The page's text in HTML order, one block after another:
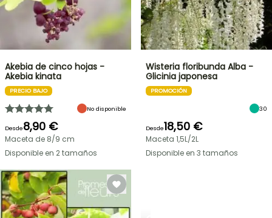
Akebia de cinco hojas -
Akebia kinata
PRECIO BAJO
No disponible
Desde8,90 €
Maceta de 8/9 cm
Disponible en 2 tamaños
Wisteria floribunda Alba -
Glicinia japonesa
PROMOCIÓN
30
Desde18,50 €
Maceta 1,5L/2L
Disponible en 3 tamaños